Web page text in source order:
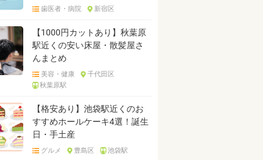
歯医者・病院 新宿区
【1000円カットあり】秋葉原
駅近くの安い床屋・散髪屋さ
んまとめ
美容・健康
千代田区
秋葉原駅
【格安あり】池袋駅近くのお
すすめホールケーキ4選！誕生
日・手土産
グルメ 豊島区 池袋駅